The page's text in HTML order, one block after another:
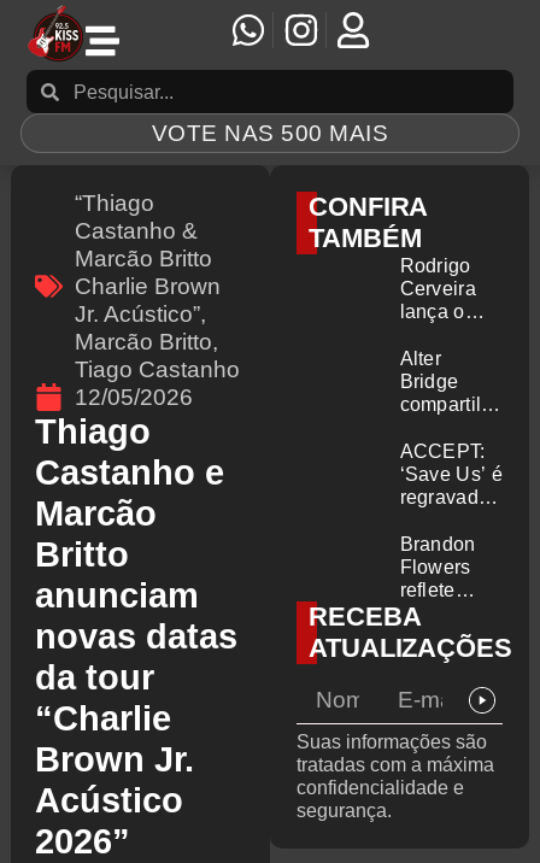
VOTE NAS 500 MAIS
“Thiago
Castanho &
Marcão Britto
Charlie Brown
Jr. Acústico”,
Marcão Britto,
Tiago Castanho
12/05/2026
Thiago
Castanho e
Marcão
Britto
anunciam
novas datas
da tour
“Charlie
Brown Jr.
Acústico
2026”
CONFIRA
TAMBÉM
Rodrigo
Cerveira
lança o
Searcher”
Alter
Bridge
compartilha
vivo de
“Fortress”
gravada no
Ring 2026
ACCEPT:
‘Save Us’ é
regravada
membros
do GHOST
e KORN
Brandon
Flowers
reflete
sobre o
futuro e
levanta
de deixar
os palcos
RECEBA
ATUALIZAÇÕES
Suas informações são
tratadas com a máxima
confidencialidade e
segurança.